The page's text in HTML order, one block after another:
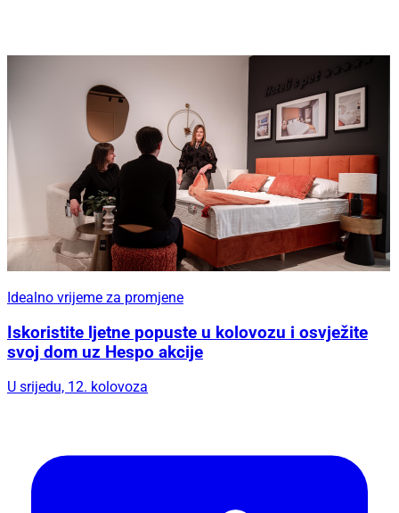
Idealno vrijeme za promjene
Iskoristite ljetne popuste u kolovozu i osvježite
svoj dom uz Hespo akcije
U srijedu, 12. kolovoza